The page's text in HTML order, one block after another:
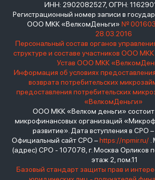
ИНН: 2902082527, ОГРН:
Регистрационный номер записи в
ООО МКК «ВелкомДеньги» №
28.03.2016
Персональный состав органов
структуре и составе участников ООО
Устав ООО МКК
Информация об условиях
возврата потребительских
предоставления потребительских
«ВелкомДеньги»
ООО МКК «Велком деньги»
микрофинансовых организаций
развитие». Дата вступления в СРО –
Официальный сайт СРО –https://npmir.ru/.
(адрес) СРО - 107078, г. Москва Орликов
этаж 2, пом.11
Базовый стандарт защиты прав и